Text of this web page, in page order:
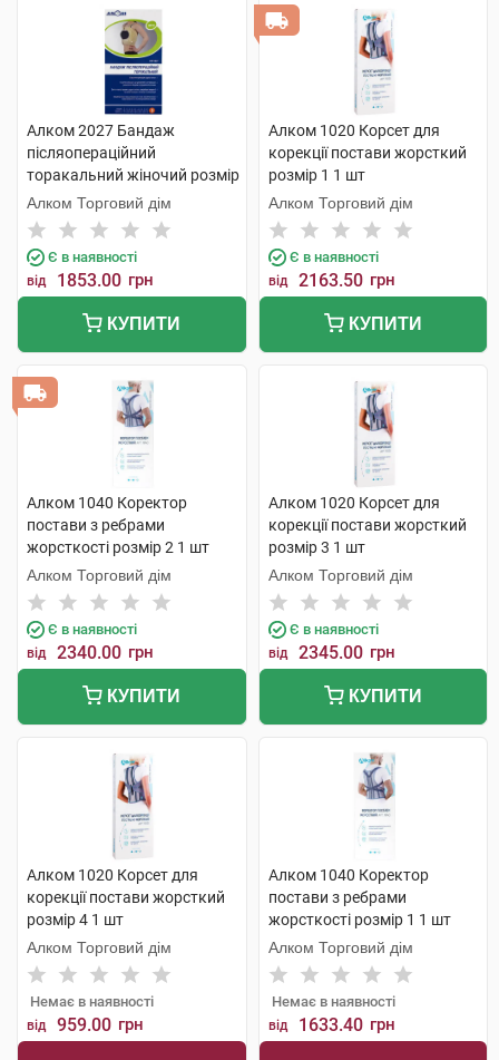
Алком 2027 Бандаж
післяопераційний
торакальний жіночий розмір
3 1 шт
Алком Торговий дім
Є в наявності
від 1853.00 грн
КУПИТИ
Алком 1020 Корсет для
корекції постави жорсткий
розмір 1 1 шт
Алком Торговий дім
Є в наявності
від 2163.50 грн
КУПИТИ
Алком 1040 Коректор
постави з ребрами
жорсткості розмір 2 1 шт
Алком Торговий дім
Є в наявності
від 2340.00 грн
КУПИТИ
Алком 1020 Корсет для
корекції постави жорсткий
розмір 3 1 шт
Алком Торговий дім
Є в наявності
від 2345.00 грн
КУПИТИ
Алком 1020 Корсет для
корекції постави жорсткий
розмір 4 1 шт
Алком Торговий дім
Немає в наявності
від 959.00 грн
Алком 1040 Коректор
постави з ребрами
жорсткості розмір 1 1 шт
Алком Торговий дім
Немає в наявності
від 1633.40 грн